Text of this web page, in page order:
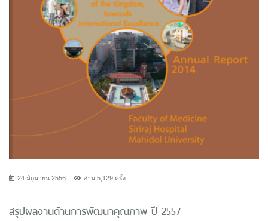
24 มิถุนายน 2556 อ่าน 5,129 ครั้ง
สรุปผลงานด้านการพัฒนาคุณภาพ ปี 2557